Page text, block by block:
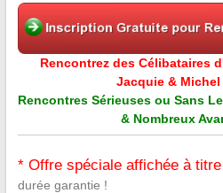
Rencontrez des Célibataires
Jacquie &
Rencontres Sérieuses ou Sans
& Nombreux
* Offre spéciale affichée à
durée garantie !